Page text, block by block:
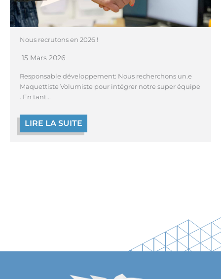
Nous recrutons en 2026 !
15 Mars 2026
Responsable développement: Nous recherchons un.e
Maquettiste Volumiste pour intégrer notre super équipe
. En tant...
LIRE LA SUITE